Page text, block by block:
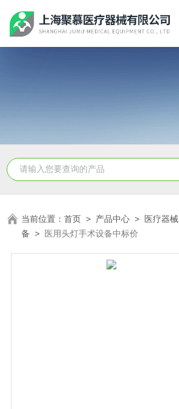
当前位置：首页 > 产品中心 > 医疗器械
备 > 医用头灯手术设备中标价